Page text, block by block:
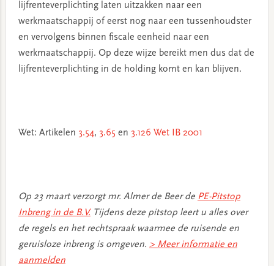
lijfrenteverplichting laten uitzakken naar een
werkmaatschappij of eerst nog naar een tussenhoudster
en vervolgens binnen fiscale eenheid naar een
werkmaatschappij. Op deze wijze bereikt men dus dat de
lijfrenteverplichting in de holding komt en kan blijven.
Wet: Artikelen 3.54, 3.65 en 3.126 Wet IB 2001
Op 23 maart verzorgt mr. Almer de Beer de PE-Pitstop
Inbreng in de B.V.Tijdens deze pitstop leert u alles over
de regels en het rechtspraak waarmee de ruisende en
geruisloze inbreng is omgeven. > Meer informatie en
aanmelden